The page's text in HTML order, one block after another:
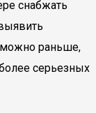
снабжать
можно раньше,
серьезных